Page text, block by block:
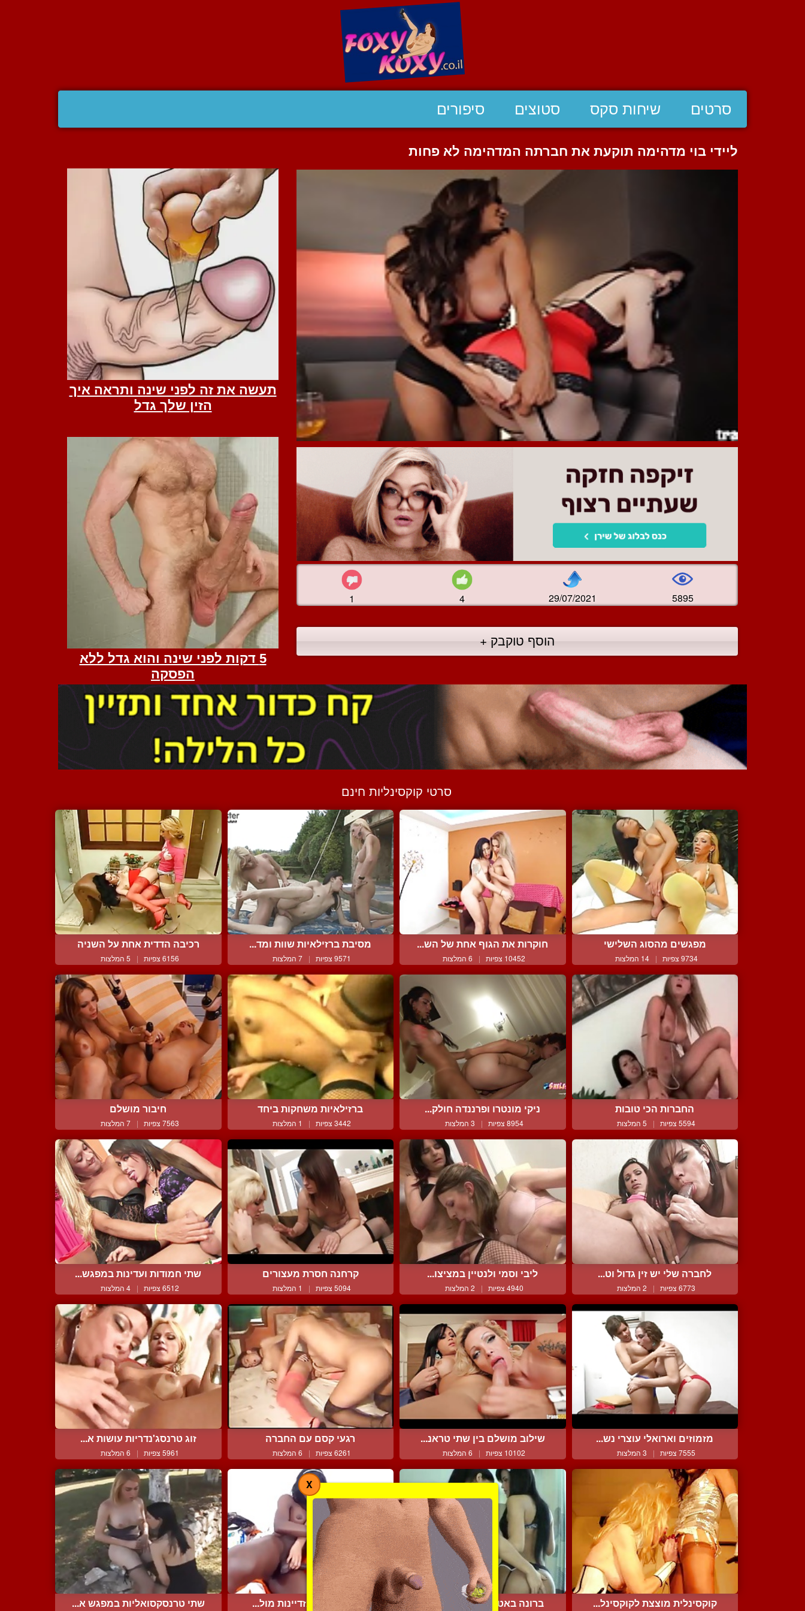
סרטים שיחות סקס סטוצים סיפורים
ליידי בוי מדהימה תוקעת את חברתה המדהימה לא פחות
1 4 29/07/2021 5895
הוסף טוקבק +
סרטי קוקסינליות חינם
מפגשים מהסוג השלישי
9734 צפיות | 14 המלצות
חוקרות את הגוף אחת של הש...
10452 צפיות | 6 המלצות
מסיבת ברזילאיות שוות ומד...
9571 צפיות | 7 המלצות
רכיבה הדדית אחת על השניה
6156 צפיות | 5 המלצות
החברות הכי טובות
5594 צפיות | 5 המלצות
ניקי מונטרו ופרננדה חולק...
8954 צפיות | 3 המלצות
ברזילאיות משחקות ביחד
3442 צפיות | 1 המלצות
חיבור מושלם
7563 צפיות | 7 המלצות
לחברה שלי יש זין גדול וט...
6773 צפיות | 2 המלצות
ליבי וסמי ולנטיין במציצו...
4940 צפיות | 2 המלצות
קרחנה חסרת מעצורים
5094 צפיות | 1 המלצות
שתי חמודות ועדינות במפגש...
6512 צפיות | 4 המלצות
מזמוזים וארואלי עוצרי נש...
7555 צפיות | 3 המלצות
שילוב מושלם בין שתי טראנ...
10102 צפיות | 6 המלצות
רגעי קסם עם החברה
6261 צפיות | 6 המלצות
זוג טרנסג'נדריות עושות א...
5961 צפיות | 6 המלצות
קוקסינלית מוצצת לקוקסינל... ברונה באטרפליי וביאטריסי... כושית ולבנה מזדיינות מול... שתי טרנסקסואליות במפגש א...
X